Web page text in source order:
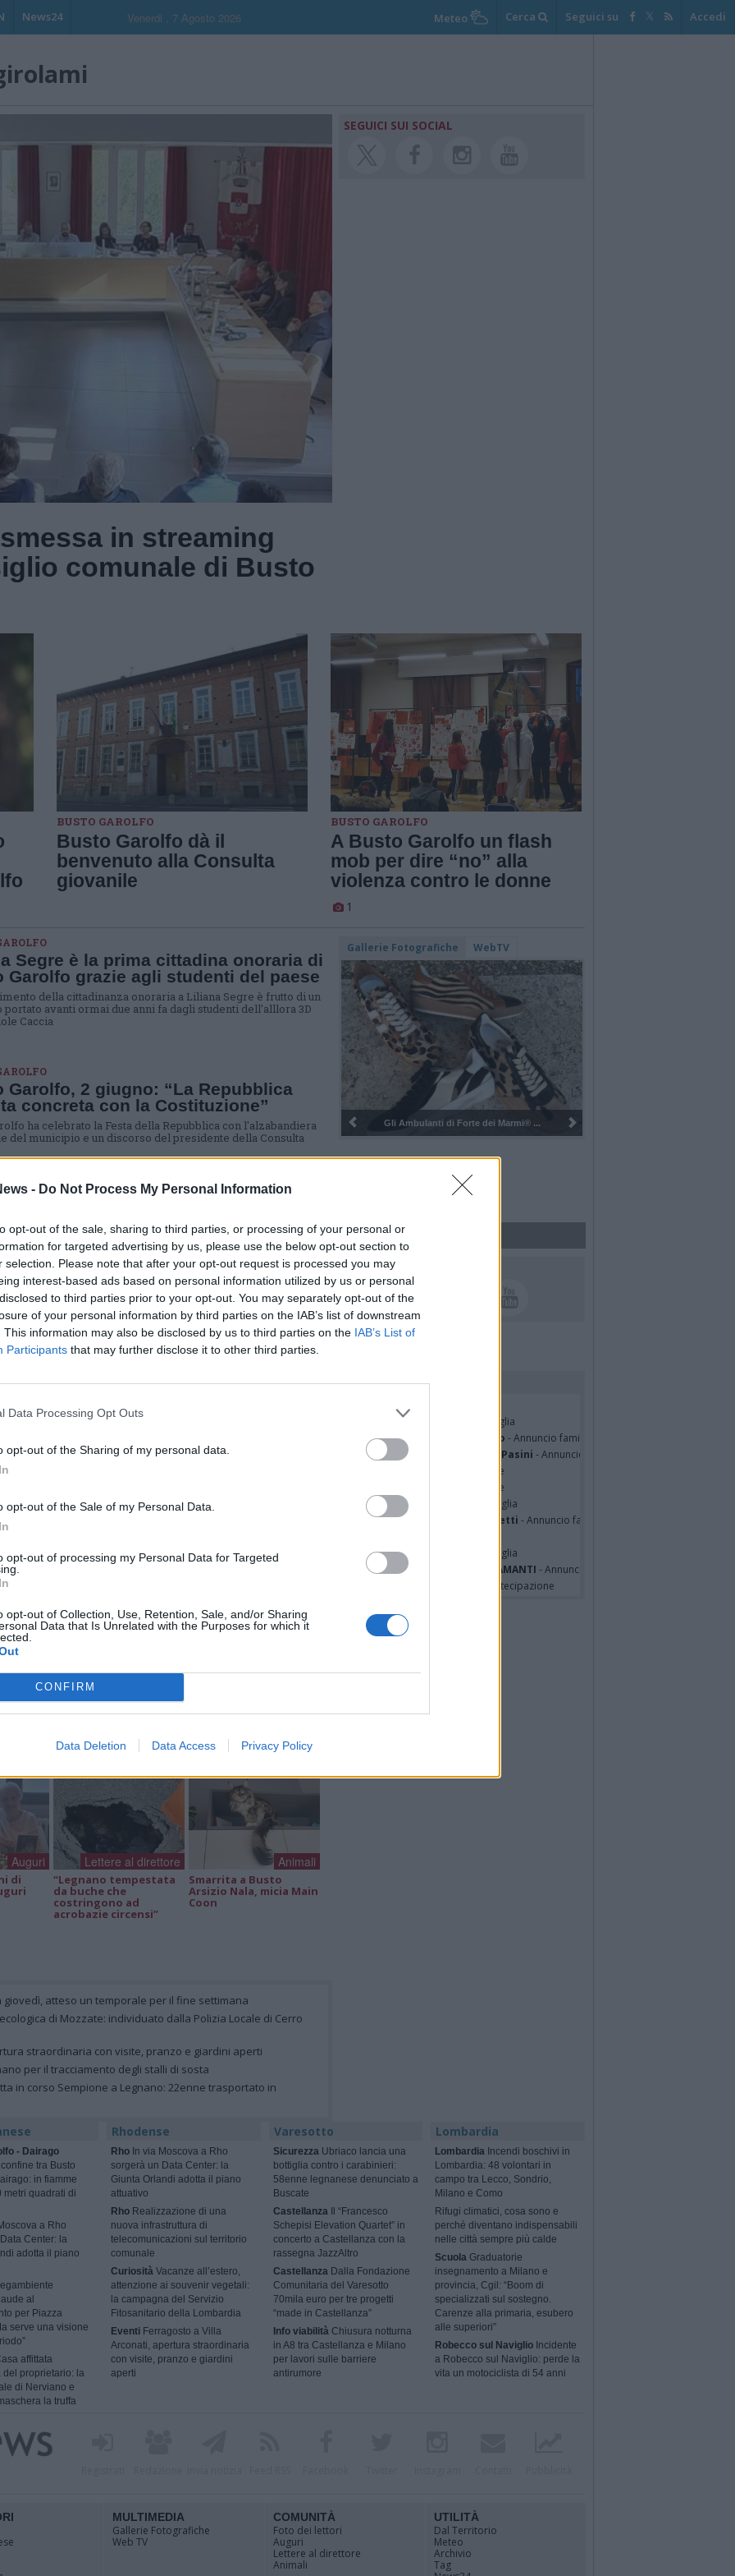
- Do Not Process My Personal Information
opt-out of the sale, sharing to third parties, or processing of your personal or
for targeted advertising by us, please use the below opt-out section to
selection. Please note that after your opt-out request is processed you may
interest-based ads based on personal information utilized by us or personal
to third parties prior to your opt-out. You may separately opt-out of the
of your personal information by third parties on the IAB’s list of downstream
This information may also be disclosed by us to third parties on the IAB’s List of
Participants that may further disclose it to other third parties.
Data Processing Opt Outs
opt-out of the Sharing of my personal data.
opt-out of the Sale of my Personal Data.
opt-out of processing my Personal Data for Targeted
opt-out of Collection, Use, Retention, Sale, and/or Sharing
Data that Is Unrelated with the Purposes for which it
CONFIRM
Data Deletion Data Access Privacy Policy
News24 Venerdi , 7 Agosto 2026 Meteo Cerca Seguici su Accedi
in streaming
comunale di Busto
SEGUICI SUI SOCIAL
BUSTO GAROLFO
Busto Garolfo dà il
benvenuto alla Consulta
giovanile
BUSTO GAROLFO
A Busto Garolfo un flash
mob per dire “no” alla
violenza contro le donne
1
Segre è la prima cittadina onoraria di
Garolfo grazie agli studenti del paese
della cittadinanza onoraria a Liliana Segre è frutto di un
avanti ormai due anni fa dagli studenti dell'alllora 3D
Caccia
Garolfo, 2 giugno: “La Repubblica
concreta con la Costituzione”
ha celebrato la Festa della Repubblica con l'alzabandiera
del municipio e un discorso del presidente della Consulta
Gallerie Fotografiche WebTV
Gli Ambulanti di Forte dei Marmi® ... Pulizia del bosco del Rugareto a ...
non va in ferie: ogni
per te
propone un appuntamento diverso ogni sera, tra
laboratori creativi, sfide musicali e burraco
Auguri
di
Lettere al direttore
“Legnano tempestata
da buche che
costringono ad
acrobazie circensi”
Animali
Smarrita a Busto
Arsizio Nala, micia Main
Coon
atteso un temporale per il fine settimana
di Mozzate: individuato dalla Polizia Locale di Cerro
straordinaria con visite, pranzo e giardini aperti
per il tracciamento degli stalli di sosta
in corso Sempione a Legnano: 22enne trasportato in
SEGUICI SUI SOCIAL
Ricordiamo i nostri cari
Achille Mazzini
- Annuncio famiglia
Teresa Squicciarini ved. Greco - Annuncio famiglia
Clementina Martinenghi ved. Pasini - Annuncio famiglia
- Partecipazione
- Partecipazione
Anthony Napoli
- Annuncio famiglia
Gianfranco Schieroni Giacometti - Annuncio famiglia
Riccardo Basile
- Annuncio famiglia
ROSA MALINVERNO ved. TETTAMANTI - Annuncio famiglia
- Partecipazione
- Dairago
tra Busto
in fiamme
metri quadrati di
a Rho
Center: la
adotta il piano
al
per Piazza
serve una visione
affittata
del proprietario: la
di Nerviano e
la truffa
Rhodense
Rho In via Moscova a Rho
sorgerà un Data Center: la
Giunta Orlandi adotta il piano
attuativo
Rho Realizzazione di una
nuova infrastruttura di
telecomunicazioni sul territorio
comunale
Curiosità Vacanze all’estero,
attenzione ai souvenir vegetali:
la campagna del Servizio
Fitosanitario della Lombardia
Eventi Ferragosto a Villa
Arconati, apertura straordinaria
con visite, pranzo e giardini
aperti
Varesotto
SicurezzaUbriaco lancia una
bottiglia contro i carabinieri:
58enne legnanese denunciato a
Buscate
CastellanzaIl “Francesco
Schepisi Elevation Quartet” in
concerto a Castellanza con la
rassegna JazzAltro
CastellanzaDalla Fondazione
Comunitaria del Varesotto
70mila euro per tre progetti
“made in Castellanza”
Info viabilitàChiusura notturna
in A8 tra Castellanza e Milano
per lavori sulle barriere
antirumore
Lombardia
Lombardia Incendi boschivi in
Lombardia: 48 volontari in
campo tra Lecco, Sondrio,
Milano e Como
Rifugi climatici, cosa sono e
perché diventano indispensabili
nelle città sempre più calde
Scuola Graduatorie
insegnamento a Milano e
provincia, Cgil: “Boom di
specializzati sul sostegno.
Carenze alla primaria, esubero
alle superiori”
Robecco sul Naviglio Incidente
a Robecco sul Naviglio: perde la
vita un motociclista di 54 anni
MULTIMEDIA
Gallerie Fotografiche
Web TV
COMUNITÀ
Foto dei lettori
Auguri
Lettere al direttore
Animali
UTILITÀ
Dal Territorio
Meteo
Archivio
Tag